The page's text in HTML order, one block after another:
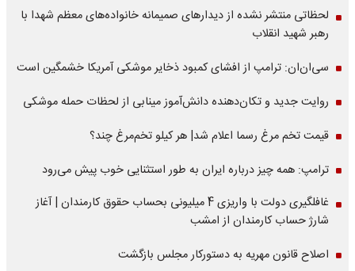
لحظاتی منتشر نشده از دیدارهای صمیمانه خانواده‌های معظم شهدا با
رهبر شهید انقلاب
سی‌ان‌ان: ترامپ از افشای کمبود ذخایر موشکی آمریکا خشمگین است
روایت جدید و تکان‌دهنده دانش‌آموز مینابی از لحظات حمله موشکی
قیمت تخم مرغ رسما اعلام شد| هر کیلو تخم‌مرغ چند؟
ترامپ: همه چیز درباره ایران به طور استثنایی خوب پیش می‌رود
غافلگیری دولت با واریزی 4 میلیونی بحساب حقوق کارمندان | آغاز
شارژ حساب کارمندان از امشب
اصلاح قانون مهریه به دستورکار مجلس بازگشت